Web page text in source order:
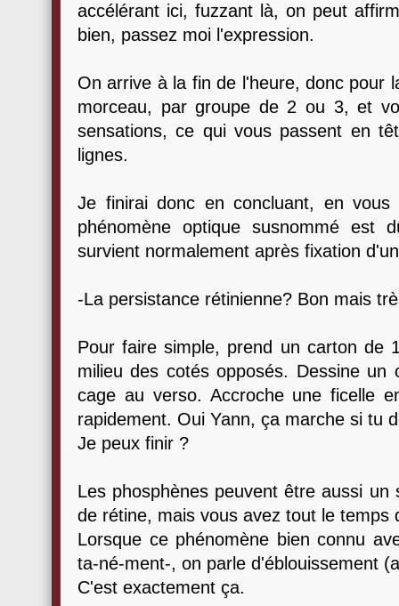
accélérant ici, fuzzant là, on peut
bien, passez moi l'expression.
On arrive à la fin de l'heure, donc pour
morceau, par groupe de 2 ou 3, et
sensations, ce qui vous passent en
lignes.
Je finirai donc en concluant, en
phénomène optique susnommé est
survient normalement après fixation
-La persistance rétinienne? Bon mais
Pour faire simple, prend un carton de
milieu des cotés opposés. Dessine
cage au verso. Accroche une ficelle
rapidement. Oui Yann, ça marche si tu
Je peux finir ?
Les phosphènes peuvent être aussi un
de rétine, mais vous avez tout le temps
Lorsque ce phénomène bien connu
ta-né-ment-, on parle d'éblouissement
C'est exactement ça.